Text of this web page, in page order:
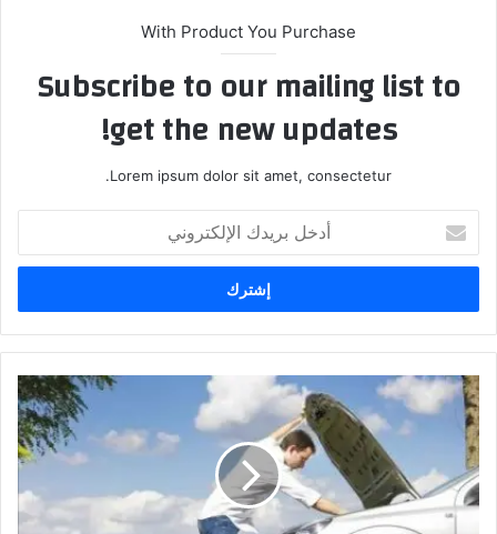
With Product You Purchase
Subscribe to our mailing list to
get the new updates!
Lorem ipsum dolor sit amet, consectetur.
بريدك
الإلكتروني
موقف
نبيل
لمنتسب
مع
عائلة
ميسانية